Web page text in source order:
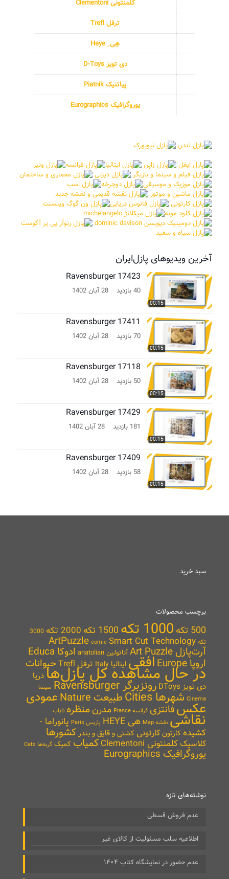
کلمنتونی Clementoni
ترفل Trefl
هِی ِ Heye
دی تویز D-Toys
پیاتنیک Piatnik
یوروگرافیک Eurographics
آخرین ویدیوهای پازل‌ایران
00:15
Ravensburger 17423
40 بازدید 28 آبان 1402
00:15
Ravensburger 17411
70 بازدید 28 آبان 1402
00:15
Ravensburger 17118
50 بازدید 28 آبان 1402
00:15
Ravensburger 17429
181 بازدید 28 آبان 1402
00:15
Ravensburger 17409
58 بازدید 28 آبان 1402
سبد خرید
برچسب محصولات
500 تکه 1000 تکه 1500 تکه 2000 تکه
3000
تکه
ArtPuzzle comic Smart Cut Technology
آرت‌پازل Art Puzzle آناتولین anatolian ادوکا Educa
اروپا Europe افقی ایتالیا Italy ترفل Trefl حیواناتدر حال مشاهده کل پازل‌هادریا
دی تویز DToys
رونزبرگر Ravensburger
سینما
Cinema شهرها Cities طبیعت Nature عمودی
عکسفانتزی فرانسه France مدرنمنظره نایاب نقاشی نقشه Map هی HEYE پاریس Paris
پانوراما -
کشیده کارتونکارتونی کشتی و قایق و بندر کشورها
کلاسیککلمنتونی Clementoni کمیاب کمیک گربه‌ها Cats
یوروگرافیک Eurographics
نوشته‌های تازه
عدم فروش قسطی
اطلاعیه سلب مسئولیت از کالای غیر
عدم حضور در نمایشگاه کتاب ۱۴۰۴